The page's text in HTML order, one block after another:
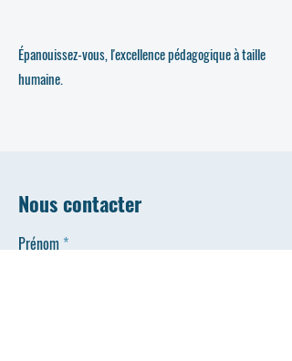
Épanouissez-vous, l'excellence pédagogique à taille
humaine.
Nous contacter
Prénom